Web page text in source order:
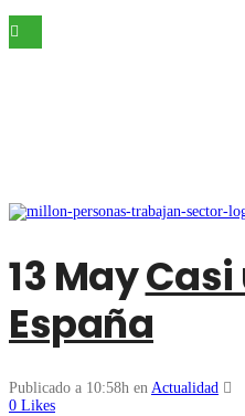
13 MayCasi
España
Publicado a 10:58h en Actualidad
0 Likes